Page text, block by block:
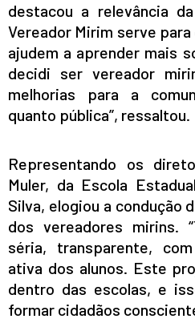
destacou a relevância
Vereador Mirim serve
ajudem a aprender mais
decidi ser vereador
melhorias para a
quanto pública”, ressaltou.
Representando os
Muler, da Escola
Silva, elogiou a condução
dos vereadores mirins.
séria, transparente,
ativa dos alunos. Este
dentro das escolas, e
formar cidadãos